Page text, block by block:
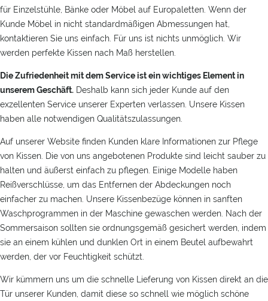
für Einzelstühle, Bänke oder Möbel auf Europaletten. Wenn der
Kunde Möbel in nicht standardmäßigen Abmessungen hat,
kontaktieren Sie uns einfach. Für uns ist nichts unmöglich. Wir
werden perfekte Kissen nach Maß herstellen.
Die Zufriedenheit mit dem Service ist ein wichtiges Element in
unserem Geschäft. Deshalb kann sich jeder Kunde auf den
exzellenten Service unserer Experten verlassen. Unsere Kissen
haben alle notwendigen Qualitätszulassungen.
Auf unserer Website finden Kunden klare Informationen zur Pflege
von Kissen. Die von uns angebotenen Produkte sind leicht sauber zu
halten und äußerst einfach zu pflegen. Einige Modelle haben
Reißverschlüsse, um das Entfernen der Abdeckungen noch
einfacher zu machen. Unsere Kissenbezüge können in sanften
Waschprogrammen in der Maschine gewaschen werden. Nach der
Sommersaison sollten sie ordnungsgemäß gesichert werden, indem
sie an einem kühlen und dunklen Ort in einem Beutel aufbewahrt
werden, der vor Feuchtigkeit schützt.
Wir kümmern uns um die schnelle Lieferung von Kissen direkt an die
Tür unserer Kunden, damit diese so schnell wie möglich schöne